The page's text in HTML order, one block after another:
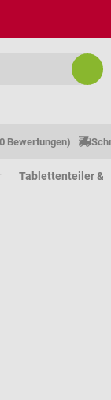
Bewertungen)
Tablettenteiler &